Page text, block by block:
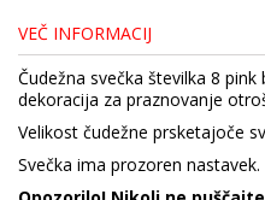
VEČ INFORMACIJ
Čudežna svečka številka 8
dekoracija za praznovanje
Velikost čudežne prsketajoče
Svečka ima prozoren nastavek.